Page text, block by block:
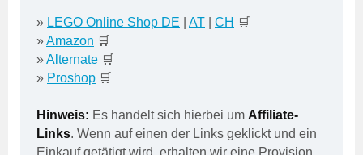
» LEGO Online Shop DE AT CH 🛒
»Amazon 🛒
»Alternate 🛒
» Proshop 🛒
Hinweis: Es handelt sich hierbei um Affiliate-
Links. Wenn auf einen der Links geklickt und ein